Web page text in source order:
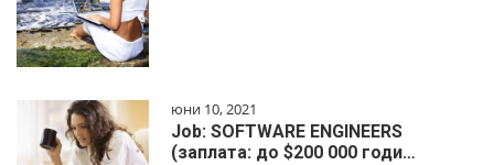
юни 10, 2021
Job: SOFTWARE ENGINEERS
(заплата: до $200 000 годи…